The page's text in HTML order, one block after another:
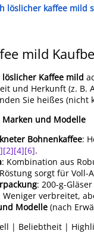
löslicher kaffee mild
mild
löslicher Kaffee mild
und Herkunft (z. B.
Sie heißes (nicht
und Modelle
Bohnenkaffee:
[2][4][6].
: Kombination aus
sorgt für Voll-
: 200-g-
Weniger verbreitet,
Modelle (nach
| Beliebtheit |